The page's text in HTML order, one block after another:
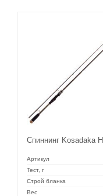
Спиннинг Kosadaka
Артикул
Тест, г
Строй бланка
Вес